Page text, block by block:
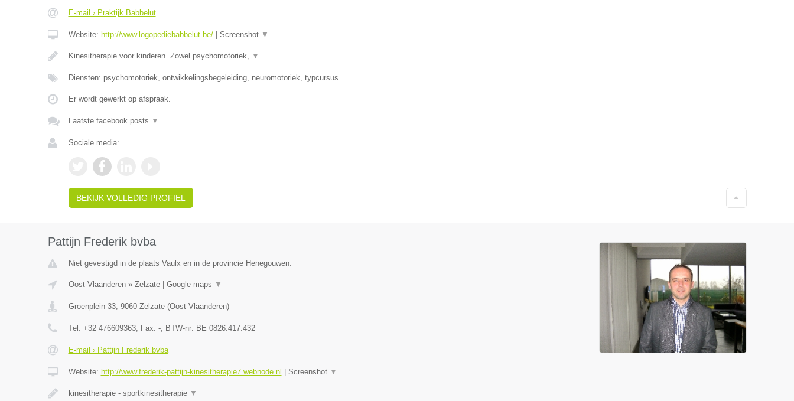
E-mail › Praktijk Babbelut
Website: http://www.logopediebabbelut.be/| Screenshot ▼
Kinesitherapie voor kinderen. Zowel psychomotoriek, ▼
Diensten: psychomotoriek, ontwikkelingsbegeleiding, neuromotoriek, typcursus
Er wordt gewerkt op afspraak.
Laatste facebook posts ▼
Sociale media:
BEKIJK VOLLEDIG PROFIEL
Pattijn Frederik bvba
Niet gevestigd in de plaats Vaulx en in de provincie Henegouwen.
Oost-Vlaanderen» Zelzate| Google maps ▼
Groenplein 33, 9060 Zelzate(Oost-Vlaanderen)
Tel: +32 476609363, Fax: -, BTW-nr: BE 0826.417.432
E-mail › Pattijn Frederik bvba
Website: http://www.frederik-pattijn-kinesitherapie7.webnode.nl Screenshot ▼
kinesitherapie - sportkinesitherapie ▼